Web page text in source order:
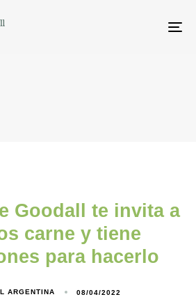
Goodall te invita a
carne y tiene
para hacerlo
ARGENTINA 08/04/2022